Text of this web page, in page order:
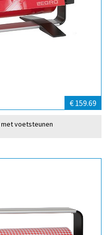
€ 159.69
met voetsteunen